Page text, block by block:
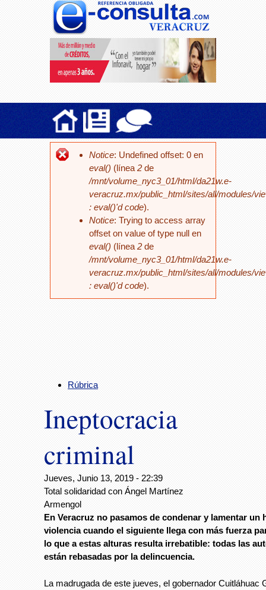
Notice: Undefined offset: 0 en
eval() (línea 2 de
/mnt/volume_nyc3_01/html/da21w.e-
veracruz.mx/public_html/sites/all/modules/
: eval()'d code).
Notice: Trying to access array
offset on value of type null en
eval() (línea 2 de
/mnt/volume_nyc3_01/html/da21w.e-
veracruz.mx/public_html/sites/all/modules/
: eval()'d code).
Rúbrica
Ineptocracia
criminal
Jueves, Junio 13, 2019 - 22:39
Total solidaridad con Ángel Martínez
Armengol
En Veracruz no pasamos de condenar y lamentar un
violencia cuando el siguiente llega con más fuerza
lo que a estas alturas resulta irrebatible: todas las
están rebasadas por la delincuencia.
La madrugada de este jueves, el gobernador Cuitláhuac